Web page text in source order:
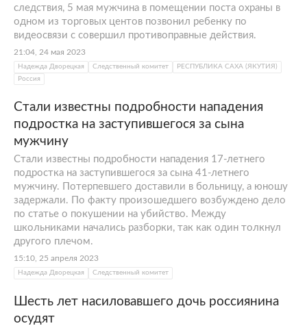
следствия, 5 мая мужчина в помещении поста охраны в
одном из торговых центов позвонил ребенку по
видеосвязи с совершил противоправные действия.
21:04, 24 мая 2023
Надежда Дворецкая Следственный комитет
РЕСПУБЛИКА САХА (ЯКУТИЯ)
Россия
Стали известны подробности нападения
подростка на заступившегося за сына
мужчину
Стали известны подробности нападения 17-летнего
подростка на заступившегося за сына 41-летнего
мужчину. Потерпевшего доставили в больницу, а юношу
задержали. По факту произошедшего возбуждено дело
по статье о покушении на убийство. Между
школьниками начались разборки, так как один толкнул
другого плечом.
15:10, 25 апреля 2023
Надежда Дворецкая Следственный комитет
Шесть лет насиловавшего дочь россиянина
осудят